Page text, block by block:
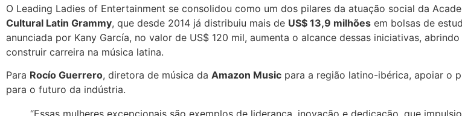
O Leading Ladies of Entertainment se consolidou como um dos pilares da atuação social da
Cultural Latin Grammy, que desde 2014 já distribuiu mais de US$ 13,9 milhões em bolsas de
anunciada por Kany García, no valor de US$ 120 mil, aumenta o alcance dessas iniciativas,
construir carreira na música latina.
Para Rocío Guerrero, diretora de música da Amazon Music para a região latino-ibérica, apoiar o
para o futuro da indústria.